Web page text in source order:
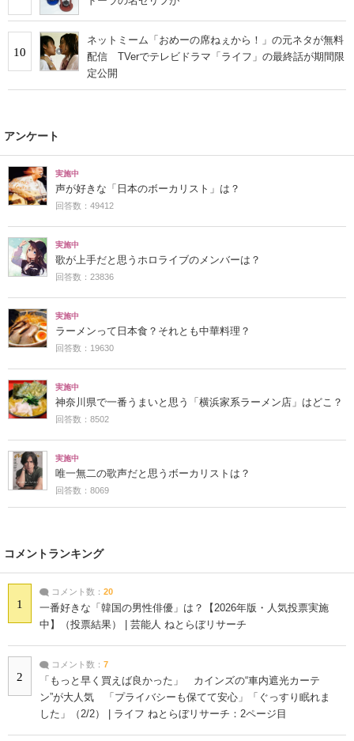
10
ネットミーム「おめーの席ねぇから！」の元ネタが無料
配信 TVerでテレビドラマ「ライフ」の最終話が期間限
定公開
アンケート
実施中
声が好きな「日本のボーカリスト」は？
回答数：49412
実施中
歌が上手だと思うホロライブのメンバーは？
回答数：23836
実施中
ラーメンって日本食？それとも中華料理？
回答数：19630
実施中
神奈川県で一番うまいと思う「横浜家系ラーメン店」はどこ？
回答数：8502
実施中
唯一無二の歌声だと思うボーカリストは？
回答数：8069
コメントランキング
1
コメント数： 20
一番好きな「韓国の男性俳優」は？【2026年版・人気投票実施
中】（投票結果） | 芸能人 ねとらぼリサーチ
2
コメント数： 7
「もっと早く買えば良かった」 カインズの“車内遮光カーテ
ン”が大人気 「プライバシーも保てて安心」「ぐっすり眠れま
した」（2/2） | ライフ ねとらぼリサーチ：2ページ目